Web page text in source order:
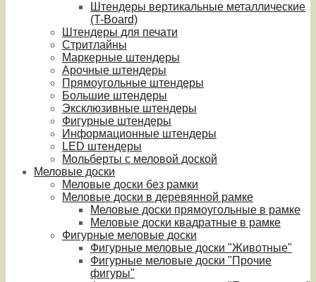
Штендеры вертикальные металлические
(T-Board)
Штендеры для печати
Стритлайны
Маркерные штендеры
Арочные штендеры
Прямоугольные штендеры
Большие штендеры
Эксклюзивные штендеры
Фигурные штендеры
Информационные штендеры
LED штендеры
Мольберты с меловой доской
Меловые доски
Меловые доски без рамки
Меловые доски в деревянной рамке
Меловые доски прямоугольные в рамке
Меловые доски квадратные в рамке
Фигурные меловые доски
Фигурные меловые доски "Животные"
Фигурные меловые доски "Прочие
фигуры"